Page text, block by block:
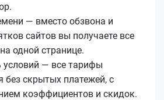
— вместо обзвона и
сайтов вы получаете все
одной странице.
условий — все тарифы
без скрытых платежей, с
коэффициентов и скидок.